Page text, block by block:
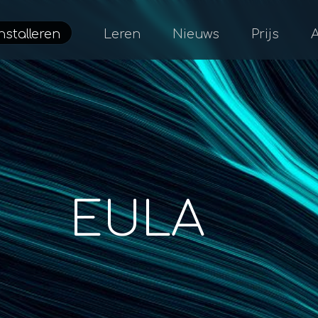
Leren Nieuws Prijs
EULA